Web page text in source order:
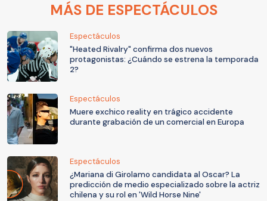
MÁS DE ESPECTÁCULOS
Espectáculos
"Heated Rivalry" confirma dos nuevos
protagonistas: ¿Cuándo se estrena la temporada
2?
Espectáculos
Muere exchico reality en trágico accidente
durante grabación de un comercial en Europa
Espectáculos
¿Mariana di Girolamo candidata al Oscar? La
predicción de medio especializado sobre la actriz
chilena y su rol en 'Wild Horse Nine'